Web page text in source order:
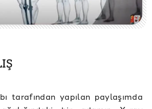
tarafından yapılan paylaşımda